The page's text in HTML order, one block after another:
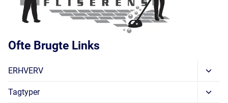
Ofte Brugte Links
ERHVERV
Skift
Tagtyper
Skift